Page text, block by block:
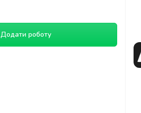
Додати роботу